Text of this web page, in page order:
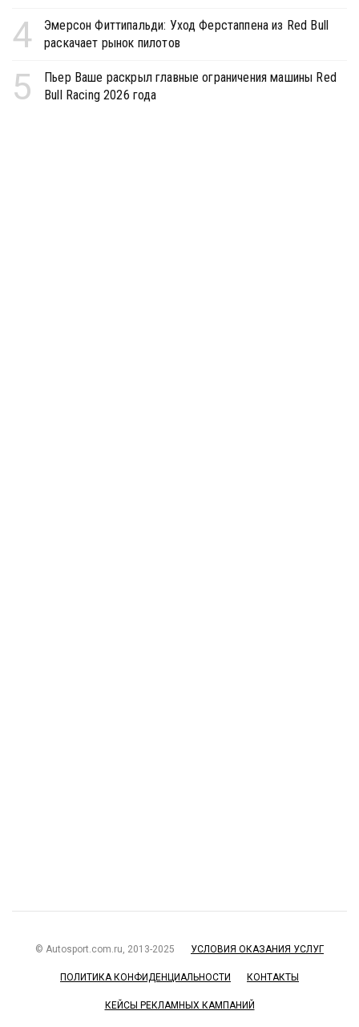
4
Эмерсон Фиттипальди: Уход Ферстаппена из Red Bull
раскачает рынок пилотов
5
Пьер Ваше раскрыл главные ограничения машины Red
Bull Racing 2026 года
© Autosport.com.ru, 2013-2025 УСЛОВИЯ ОКАЗАНИЯ УСЛУГ
ПОЛИТИКА КОНФИДЕНЦИАЛЬНОСТИ КОНТАКТЫ
КЕЙСЫ РЕКЛАМНЫХ КАМПАНИЙ